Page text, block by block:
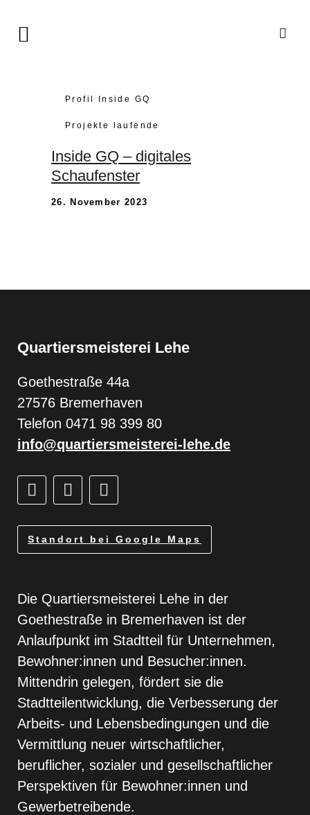
Profil Inside GQ
Projekte laufende
Inside GQ – digitales
Schaufenster
26. November 2023
Quartiersmeisterei Lehe
Goethestraße 44a
27576 Bremerhaven
Telefon 0471 98 399 80
info@quartiersmeisterei-lehe.de
Standort bei Google Maps
Die Quartiersmeisterei Lehe in der
Goethestraße in Bremerhaven ist der
Anlaufpunkt im Stadtteil für Unternehmen,
Bewohner:innen und Besucher:innen.
Mittendrin gelegen, fördert sie die
Stadtteilentwicklung, die Verbesserung der
Arbeits- und Lebensbedingungen und die
Vermittlung neuer wirtschaftlicher,
beruflicher, sozialer und gesellschaftlicher
Perspektiven für Bewohner:innen und
Gewerbetreibende.